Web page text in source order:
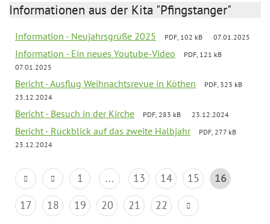
Informationen aus der Kita "Pfingstanger"
Information - Neujahrsgrüße 2025 PDF, 102 kB 07.01.2025
Information - Ein neues Youtube-Video
PDF, 121 kB
07.01.2025
Bericht - Ausflug Weihnachtsrevue in Köthen
PDF, 323 kB
23.12.2024
Bericht - Besuch in der Kirche PDF, 283 kB 23.12.2024
Bericht - Rückblick auf das zweite Halbjahr
PDF, 277 kB
23.12.2024
1 ... 13 14 15
16
17
18 19 20 21 22